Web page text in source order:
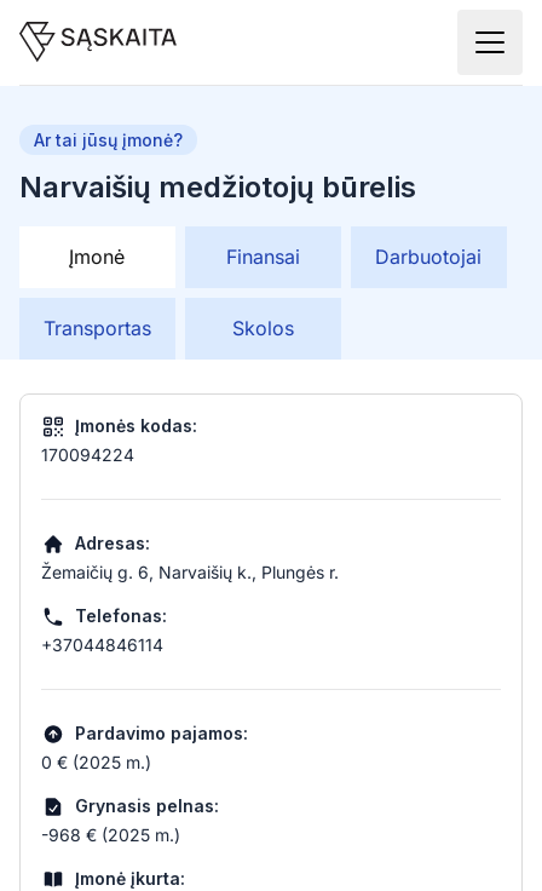
Narvaišių medžiotojų būrelis
Ar tai jūsų įmonė?
Įmonė Finansai Darbuotojai
Transportas Skolos
Įmonės kodas:
170094224
Adresas:
Žemaičių g. 6, Narvaišių k., Plungės r.
Telefonas:
+37044846114
Pardavimo pajamos:
0 € (2025 m.)
Grynasis pelnas:
-968 € (2025 m.)
Įmonė įkurta: